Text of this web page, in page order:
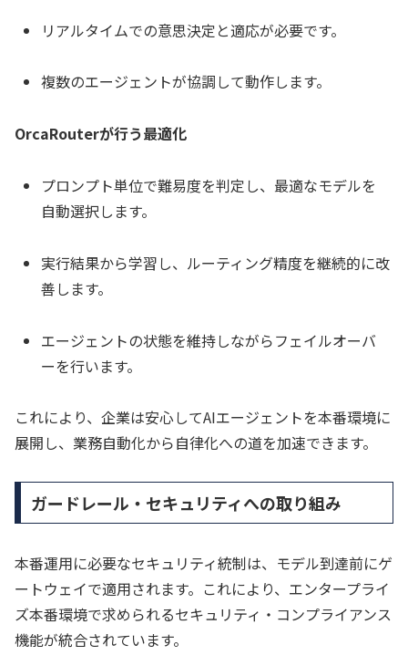
リアルタイムでの意思決定と適応が必要です。
複数のエージェントが協調して動作します。
OrcaRouterが行う最適化
プロンプト単位で難易度を判定し、最適なモデルを
自動選択します。
実行結果から学習し、ルーティング精度を継続的に改
善します。
エージェントの状態を維持しながらフェイルオーバ
ーを行います。
これにより、企業は安心してAIエージェントを本番環境に
展開し、業務自動化から自律化への道を加速できます。
ガードレール・セキュリティへの取り組み
本番運用に必要なセキュリティ統制は、モデル到達前にゲ
ートウェイで適用されます。これにより、エンタープライ
ズ本番環境で求められるセキュリティ・コンプライアンス
機能が統合されています。